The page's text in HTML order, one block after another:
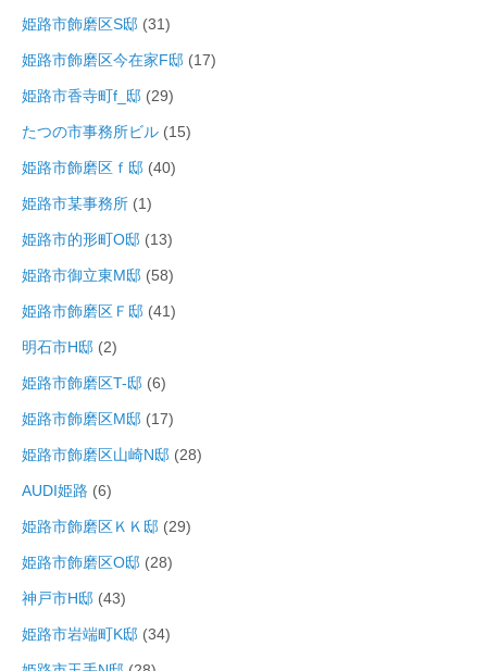
姫路市飾磨区S邸 (31)
姫路市飾磨区今在家F邸 (17)
姫路市香寺町f_邸 (29)
たつの市事務所ビル (15)
姫路市飾磨区ｆ邸 (40)
姫路市某事務所 (1)
姫路市的形町O邸 (13)
姫路市御立東M邸 (58)
姫路市飾磨区Ｆ邸 (41)
明石市H邸 (2)
姫路市飾磨区T-邸 (6)
姫路市飾磨区M邸 (17)
姫路市飾磨区山崎N邸 (28)
AUDI姫路 (6)
姫路市飾磨区ＫＫ邸 (29)
姫路市飾磨区O邸 (28)
神戸市H邸 (43)
姫路市岩端町K邸 (34)